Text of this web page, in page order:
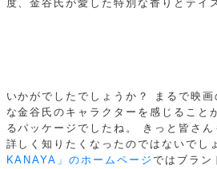
度、金谷氏が愛した特別な香りとテイ
いかがでしたでしょうか？
まるで映
な金谷氏のキャラクターを感じること
るパッケージでしたね。
きっと皆さ
詳しく知りたくなったのではないでし
KANAYA」のホームページ ではブラン